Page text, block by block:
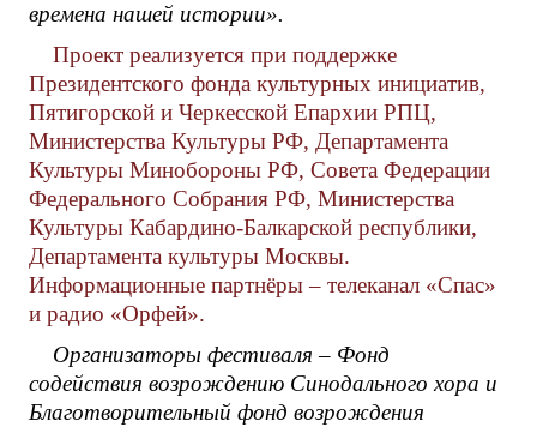
времена нашей истории».
Проект реализуется при поддержке
Президентского фонда культурных инициатив,
Пятигорской и Черкесской Епархии РПЦ,
Министерства Культуры РФ, Департамента
Культуры Минобороны РФ, Совета Федерации
Федерального Собрания РФ, Министерства
Культуры Кабардино-Балкарской республики,
Департамента культуры Москвы.
Информационные партнёры – телеканал «Спас»
и радио «Орфей».
Организаторы фестиваля – Фонд
содействия возрождению Синодального хора и
Благотворительный фонд возрождения